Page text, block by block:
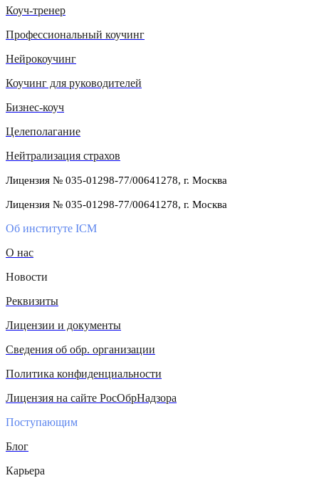
Коуч-тренер
Профессиональный коучинг
Нейрокоучинг
Коучинг для руководителей
Бизнес-коуч
Целеполагание
Нейтрализация страхов
Лицензия № 035-01298-77/00641278, г. Москва
Лицензия № 035-01298-77/00641278, г. Москва
Об институте ICM
О нас
Новости
Реквизиты
Лицензии и документы
Сведения об обр. организации
Политика конфиденциальности
Лицензия на сайте РосОбрНадзора
Поступающим
Блог
Карьера